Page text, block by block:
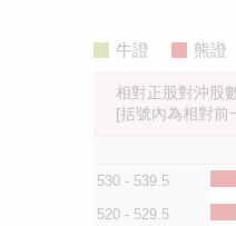
牛證 熊證
相對正股對沖股
[括號內為相對前
530 - 539.5
520 - 529.5